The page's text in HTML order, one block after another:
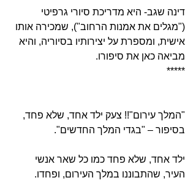
דינה שגב- היא מדריכת סיורי גרפיטי
("מגלים את אמנות הרחוב"), שמכירה אותו
אישית, ומספרת על יצירותיו בסיוריה, והיא
מביאה כאן את סיפורו.
*****
"המלך עירום"!! צעק ילד אחד, שלא פחד,
בסיפור – "בגדי המלך החדשים".
ילד אחד, שלא פחד כמו כל שאר אנשי
העיר, שהתבוננו במלך העירום, ופחדו.